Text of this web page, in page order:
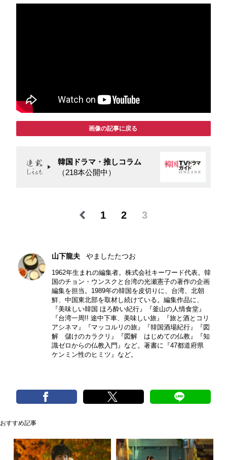
画像の記事に戻る
韓国ドラマ・推しコラム
（218本公開中）
1 2 3
山下龍夫 やましたたつお
1962年生まれの編集者。株式会社キーワード代表。韓
国のチョン・ウンスクと台湾の光瀬憲子の著作の企画
編集を担当。1989年の韓国を皮切りに、台湾、北朝
鮮、中国東北部を取材し続けている。編集作品に、
『美味しい韓国 ほろ酔い紀行』『釜山の人情食堂』
『台湾一周!! 途中下車、美味しい旅』『旅と酒とコリ
アシネマ』『マッコルリの旅』『韓国酒場紀行』『図
解 儲けのカラクリ』『図解 はじめての仏教』『知
識ゼロからの仏教入門』など。著書に『47都道府県
ケンミン性のヒミツ』など。
おすすめ記事